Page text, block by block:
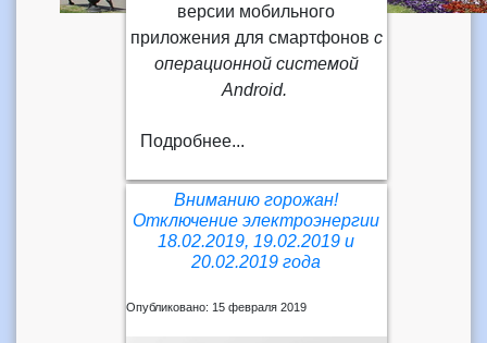
версии мобильного
приложения для смартфонов с
операционной системой
Android.
Подробнее...
Вниманию горожан!
Отключение электроэнергии
18.02.2019, 19.02.2019 и
20.02.2019 года
Опубликовано: 15 февраля 2019